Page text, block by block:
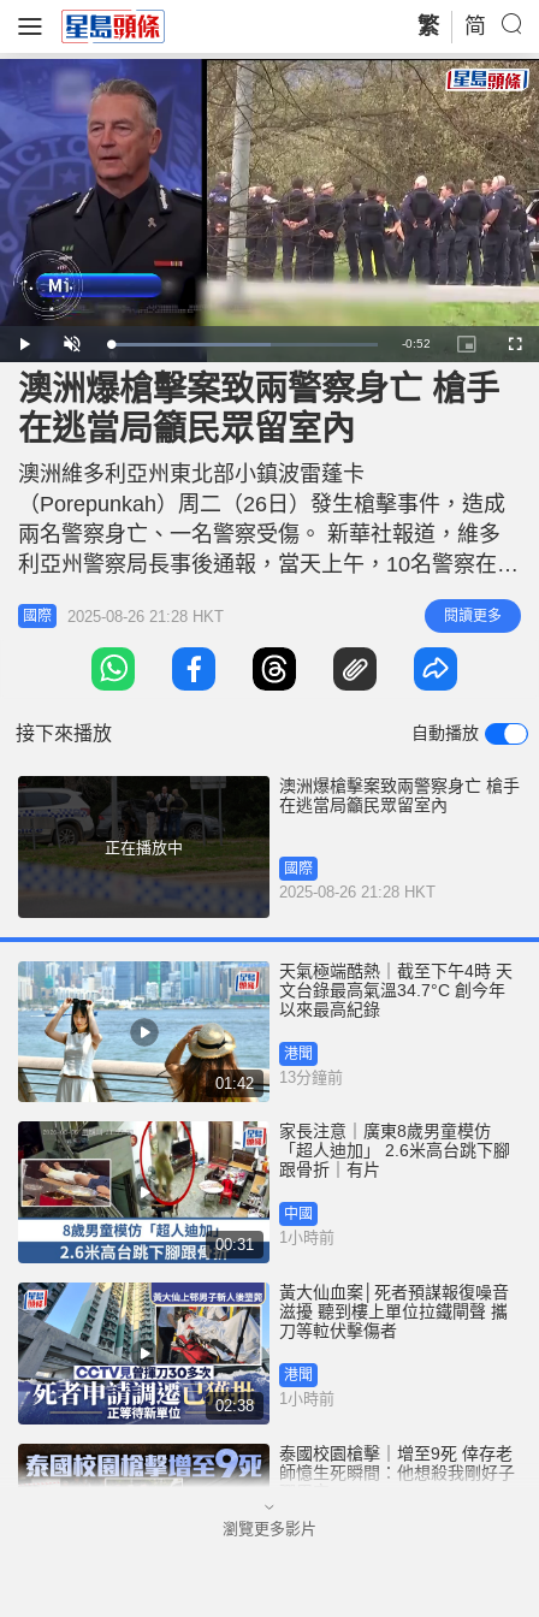
繁 简
P
l
a
y
U
n
m
u
e
L
o
a
d
e
6
0
0
5
%
R
e
n
i
e
-0:52
P
i
c
t
u
i
c
u
r
e
F
u
澳洲爆槍擊案致兩警察身亡 槍手
在逃當局籲民眾留室內
澳洲維多利亞州東北部小鎮波雷蓬卡
（Porepunkah）周二（26日）發生槍擊事件，造成
兩名警察身亡、一名警察受傷。 新華社報道，維多
利亞州警察局長事後通報，當天上午，10名警察在波
雷蓬卡執行搜查任務時遭到一名男子開槍射擊，造成
警方人員傷亡。槍手隨後攜帶多支武器逃向周邊山
林。 目前，警方已封鎖波雷蓬卡及周邊城鎮，搜捕
在逃槍手。警方建議當地居民留在室內，避免非必要
國際 2025-08-26 21:28 HKT 閱讀更多
接下來播放 自動播放
正在播放中
澳洲爆槍擊案致兩警察身亡 槍手
在逃當局籲民眾留室內
國際
2025-08-26 21:28 HKT
01:42
天氣極端酷熱｜截至下午4時 天
文台錄最高氣溫34.7°C 創今年
以來最高紀錄
港聞
13分鐘前
00:31
家長注意｜廣東8歲男童模仿
「超人迪加」 2.6米高台跳下腳
跟骨折｜有片
中國
1小時前
02:38
黃大仙血案│死者預謀報復噪音
滋擾 聽到樓上單位拉鐵閘聲 攜
刀等𨋢伏擊傷者
港聞
1小時前
泰國校園槍擊｜增至9死 倖存老
師憶生死瞬間：他想殺我剛好子
國際
瀏覽更多影片